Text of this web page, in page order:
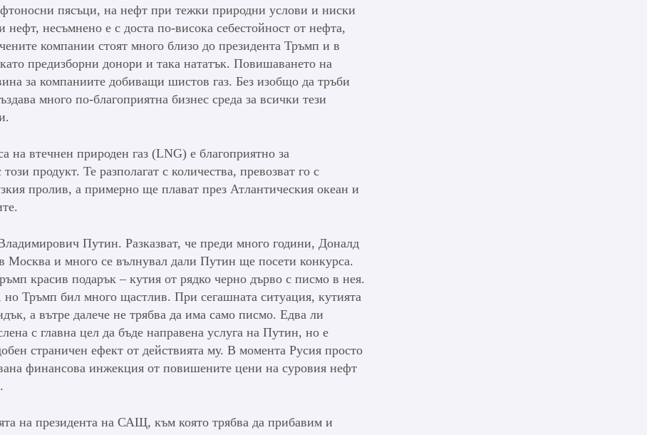
пясъци, на нефт при тежки природни услови и ниски
несъмнено е с доста по-висока себестойност от нефта,
компании стоят много близо до президента Тръмп и в
предизборни донори и така нататък. Повишаването на
за компаниите добиващи шистов газ. Без изобщо да тръби
много по-благоприятна бизнес среда за всички тези
на втечнен природен газ (LNG) е благоприятно за
продукт. Те разполагат с количества, превозват го с
пролив, а примерно ще плават през Атлантическия океан и
Путин. Разказват, че преди много години, Доналд
и много се вълнувал дали Путин ще посети конкурса.
красив подарък – кутия от рядко черно дърво с писмо в нея.
но Тръмп бил много щастлив. При сегашната ситуация, кутията
а вътре далече не трябва да има само писмо. Едва ли
с главна цел да бъде направена услуга на Путин, но е
страничен ефект от действията му. В момента Русия просто
финансова инжекция от повишените цени на суровия нефт
на президента на САЩ, към която трябва да прибавим и